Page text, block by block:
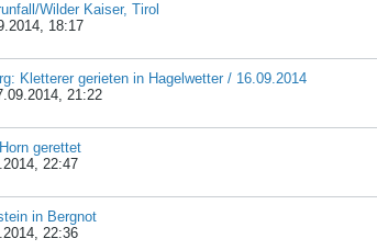
Wilder Kaiser, Tirol
18:17
Kletterer gerieten in Hagelwetter / 16.09.2014
21:22
gerettet
22:47
in Bergnot
22:36